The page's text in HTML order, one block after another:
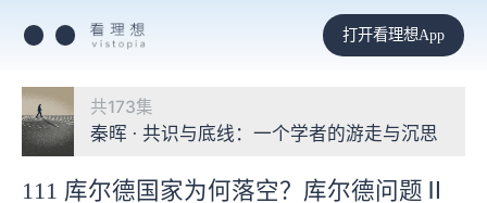
打开看理想App
共173集
秦晖 · 共识与底线：一个学者的游走与沉思
111 库尔德国家为何落空？库尔德问题Ⅱ